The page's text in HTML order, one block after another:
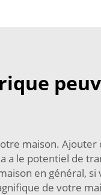
maison. Ajouter
a le potentiel de
en général,
de votre